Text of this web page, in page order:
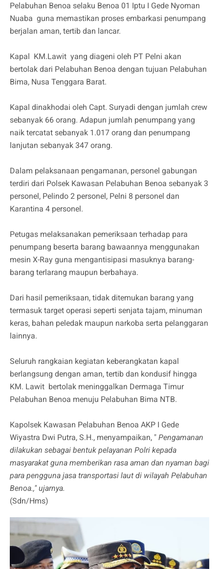
Pelabuhan Benoa selaku Benoa 01 Iptu I Gede Nyoman
Nuaba guna memastikan proses embarkasi penumpang
berjalan aman, tertib dan lancar.
Kapal KM.Lawit yang diageni oleh PT Pelni akan
bertolak dari Pelabuhan Benoa dengan tujuan Pelabuhan
Bima, Nusa Tenggara Barat.
Kapal dinakhodai oleh Capt. Suryadi dengan jumlah crew
sebanyak 66 orang. Adapun jumlah penumpang yang
naik tercatat sebanyak 1.017 orang dan penumpang
lanjutan sebanyak 347 orang.
Dalam pelaksanaan pengamanan, personel gabungan
terdiri dari Polsek Kawasan Pelabuhan Benoa sebanyak 3
personel, Pelindo 2 personel, Pelni 8 personel dan
Karantina 4 personel.
Petugas melaksanakan pemeriksaan terhadap para
penumpang beserta barang bawaannya menggunakan
mesin X-Ray guna mengantisipasi masuknya barang-
barang terlarang maupun berbahaya.
Dari hasil pemeriksaan, tidak ditemukan barang yang
termasuk target operasi seperti senjata tajam, minuman
keras, bahan peledak maupun narkoba serta pelanggaran
lainnya.
Seluruh rangkaian kegiatan keberangkatan kapal
berlangsung dengan aman, tertib dan kondusif hingga
KM. Lawit bertolak meninggalkan Dermaga Timur
Pelabuhan Benoa menuju Pelabuhan Bima NTB.
Kapolsek Kawasan Pelabuhan Benoa AKP I Gede
Wiyastra Dwi Putra, S.H., menyampaikan, " Pengamanan
dilakukan sebagai bentuk pelayanan Polri kepada
masyarakat guna memberikan rasa aman dan nyaman bagi
para pengguna jasa transportasi laut di wilayah Pelabuhan
Benoa.," ujarnya.
(Sdn/Hms)